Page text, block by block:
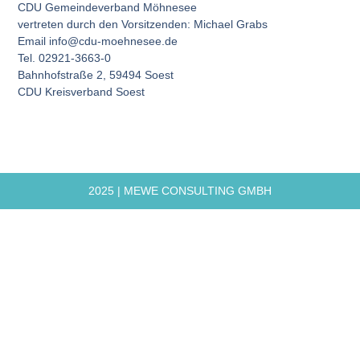
CDU Gemeindeverband Möhnesee
vertreten durch den Vorsitzenden: Michael Grabs
Email info@cdu-moehnesee.de
Tel. 02921-3663-0
Bahnhofstraße 2, 59494 Soest
CDU Kreisverband Soest
2025 | MEWE CONSULTING GMBH